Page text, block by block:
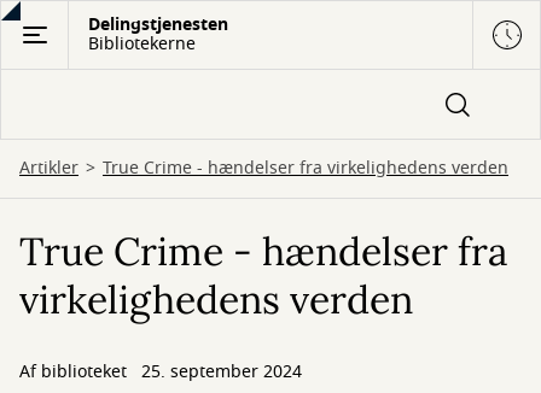
Gå
hovedindhold
Delingstjenesten
Bibliotekerne
Artikler True Crime - hændelser fra virkelighedens verden
True Crime - hændelser fra
virkelighedens verden
Af biblioteket 25. september 2024